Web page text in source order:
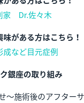
家 Dr.佐々木
がある方はこちら！
成など目元症例
銀座の取り組み
施術後のアフター